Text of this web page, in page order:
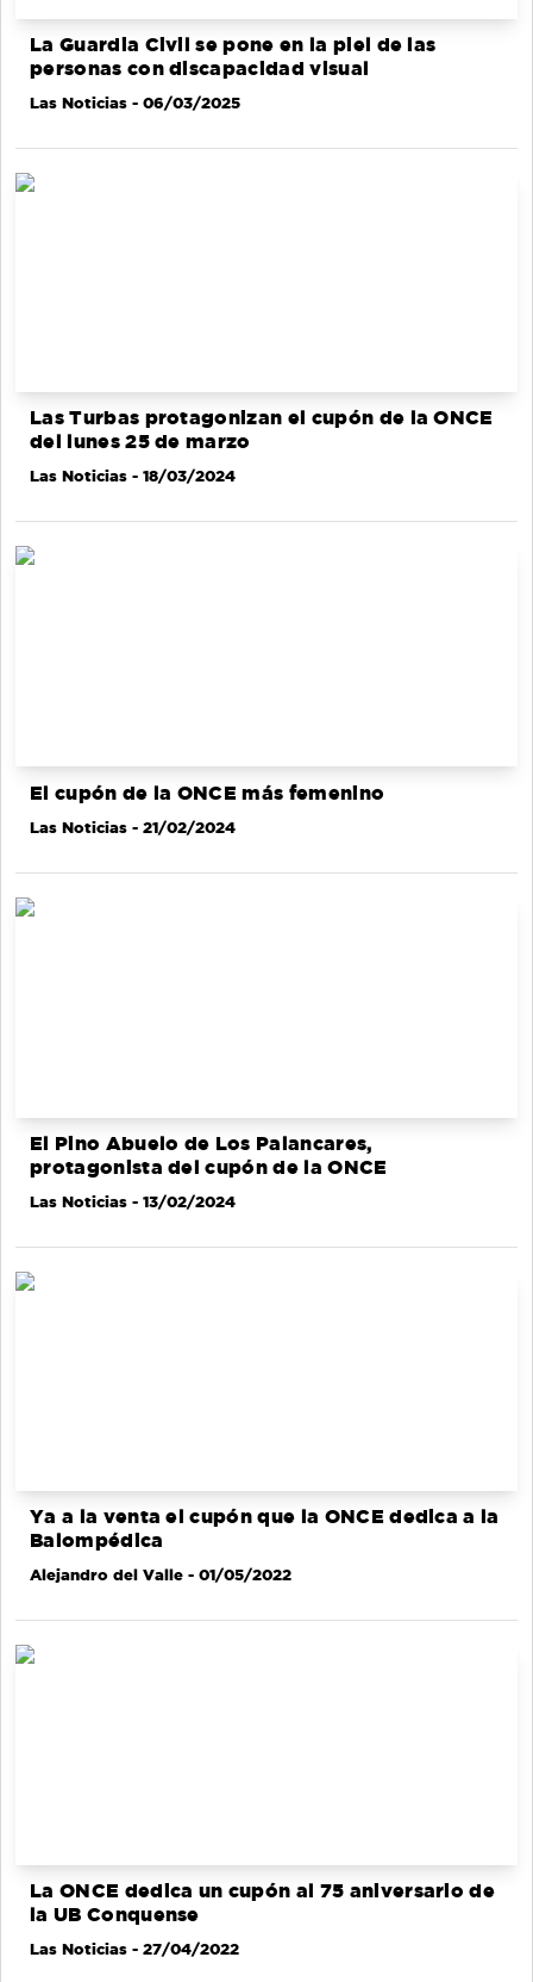
La Guardia Civil se pone en la piel de las
personas con discapacidad visual
Las Noticias - 06/03/2025
Las Turbas protagonizan el cupón de la ONCE
del lunes 25 de marzo
Las Noticias - 18/03/2024
El cupón de la ONCE más femenino
Las Noticias - 21/02/2024
El Pino Abuelo de Los Palancares,
protagonista del cupón de la ONCE
Las Noticias - 13/02/2024
Ya a la venta el cupón que la ONCE dedica a la
Balompédica
Alejandro del Valle - 01/05/2022
La ONCE dedica un cupón al 75 aniversario de
la UB Conquense
Las Noticias - 27/04/2022